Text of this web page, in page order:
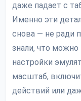
даже падает с
Именно эти
снова — не ради
знали, что можно
настройки
масштаб,
действий или